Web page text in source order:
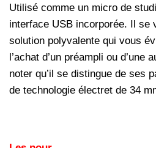
Utilisé comme un micro de
interface USB incorporée. Il se
solution polyvalente qui vous
l’achat d’un préampli ou d’une
noter qu’il se distingue de ses
de technologie électret de 34